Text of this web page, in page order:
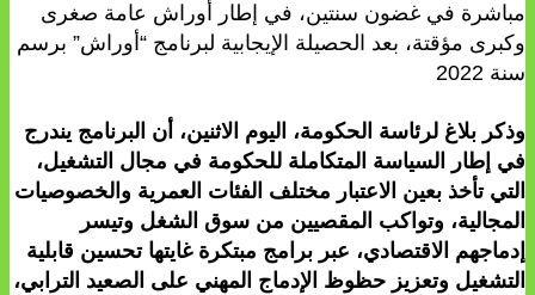
مباشرة في غضون سنتين، في إطار أوراش عامة صغرى
وكبرى مؤقتة، بعد الحصيلة الإيجابية لبرنامج “أوراش” برسم
سنة 2022
وذكر بلاغ لرئاسة الحكومة، اليوم الاثنين، أن البرنامج يندرج
في إطار السياسة المتكاملة للحكومة في مجال التشغيل،
التي تأخذ بعين الاعتبار مختلف الفئات العمرية والخصوصيات
المجالية، وتواكب المقصيين من سوق الشغل وتيسر
إدماجهم الاقتصادي، عبر برامج مبتكرة غايتها تحسين قابلية
التشغيل وتعزيز حظوظ الإدماج المهني على الصعيد الترابي،